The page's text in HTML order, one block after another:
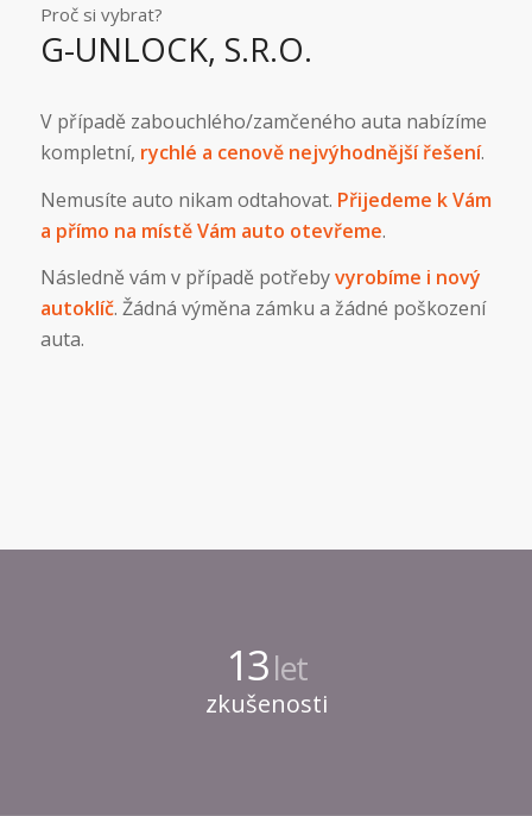
Proč si vybrat?
G-UNLOCK, S.R.O.
V případě zabouchlého/zamčeného auta nabízíme
kompletní, rychlé a cenově nejvýhodnější řešení.
Nemusíte auto nikam odtahovat. Přijedeme k Vám
a přímo na místě Vám auto otevřeme.
Následně vám v případě potřebyvyrobíme i nový
autoklíč. Žádná výměna zámku a žádné poškození
auta.
13let
zkušenosti